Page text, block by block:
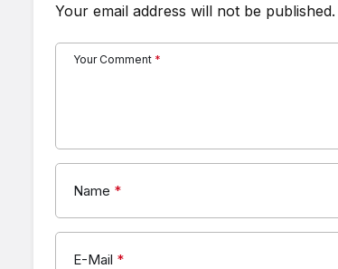
Your email address will not be published.
Your Comment *
Name *
E-Mail *